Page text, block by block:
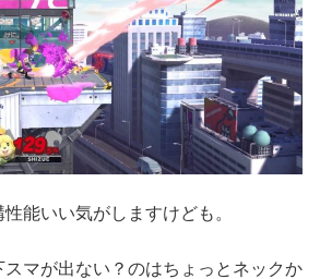
能いい気がしますけども。
マが出ない？のはちょっとネックか